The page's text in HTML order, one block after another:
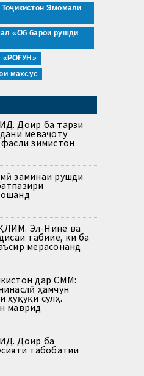
Эмомалӣ
«Об барои рушди
махсус
Доир ба тарзи
меваҷоту
зимистон
заминаи рушди
Эл-Нинё ва
табиие, ки ба
мерасонанд
дар СММ:
ҳамчун
ҳуқуқи сулҳ.
маврид
Доир ба
табобатии